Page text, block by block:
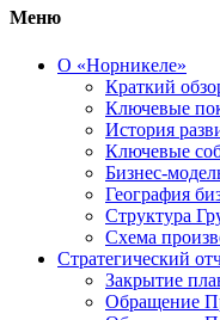
Меню
О «Норникеле»
Краткий
Ключевые
История
Ключевые
Бизнес-
География
Структура
Схема
Стратегический
Закрытие
Обращение